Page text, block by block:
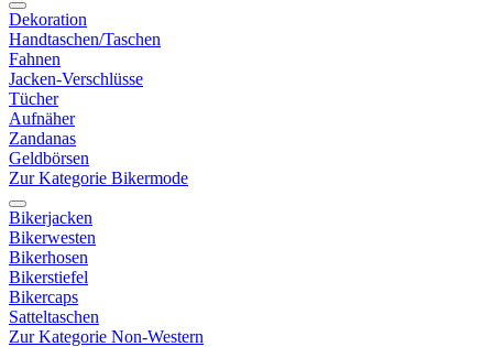
Dekoration
Handtaschen/Taschen
Fahnen
Jacken-Verschlüsse
Tücher
Aufnäher
Zandanas
Geldbörsen
Zur Kategorie Bikermode
Bikerjacken
Bikerwesten
Bikerhosen
Bikerstiefel
Bikercaps
Satteltaschen
Zur Kategorie Non-Western